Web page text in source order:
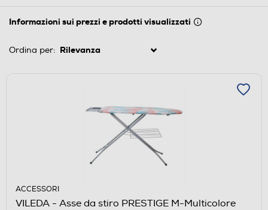
Informazioni sui prezzi e prodotti visualizzati
Ordina per:
ACCESSORI
VILEDA - Asse da stiro PRESTIGE M-Multicolore